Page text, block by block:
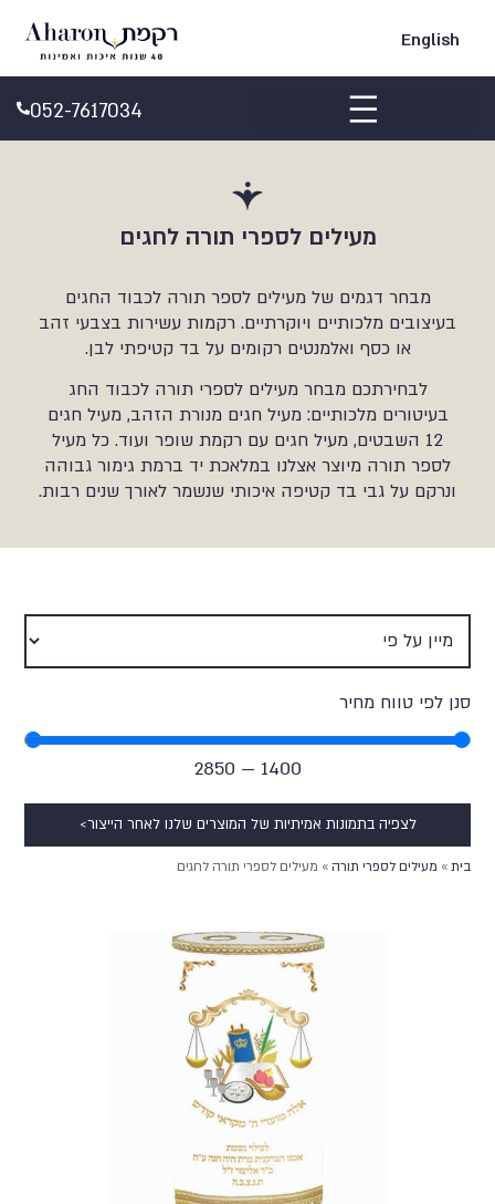
English
052-7617034
מעילים לספרי תורה לחגים
מבחר דגמים של מעילים לספר תורה לכבוד החגים
בעיצובים מלכותיים ויוקרתיים. רקמות עשירות בצבעי זהב
או כסף ואלמנטים רקומים על בד קטיפתי לבן.
לבחירתכם מבחר מעילים לספרי תורה לכבוד החג
בעיטורים מלכותיים: מעיל חגים מנורת הזהב, מעיל חגים
12 השבטים, מעיל חגים עם רקמת שופר ועוד. כל מעיל
לספר תורה מיוצר אצלנו במלאכת יד ברמת גימור גבוהה
ונרקם על גבי בד קטיפה איכותי שנשמר לאורך שנים רבות.
סנן לפי טווח מחיר
1400
—
2850
לצפיה בתמונות אמיתיות של המוצרים שלנו לאחר הייצור>
בית» מעילים לספרי תורה» מעילים לספרי תורה לחגים